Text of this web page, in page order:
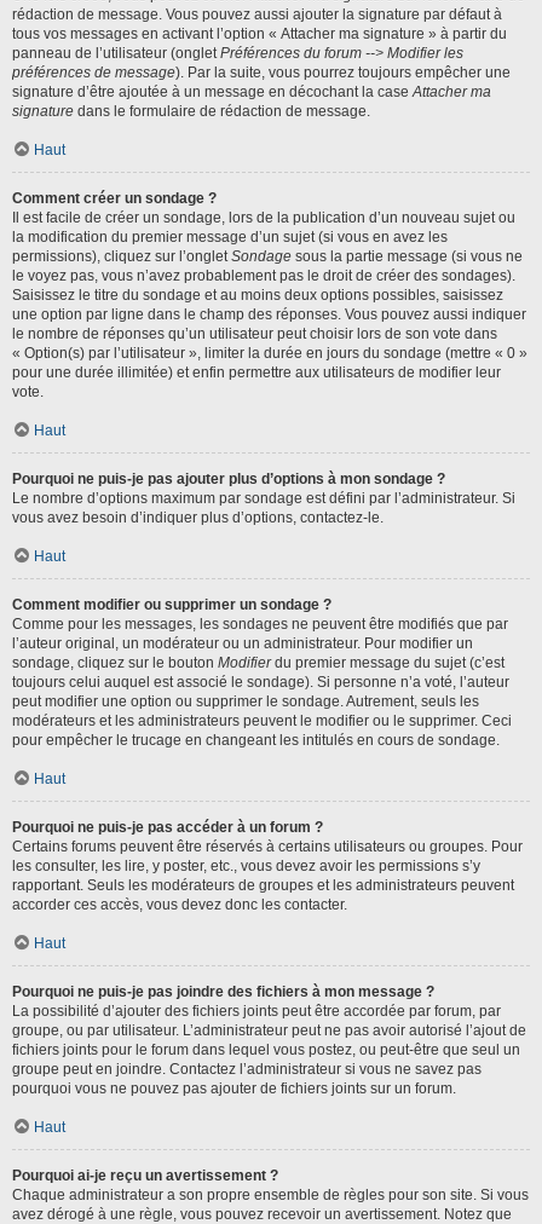
rédaction de message. Vous pouvez aussi ajouter la signature par défaut à
tous vos messages en activant l’option « Attacher ma signature » à partir du
panneau de l’utilisateur (ongletPréférences du forum --> Modifier les
préférences de message). Par la suite, vous pourrez toujours empêcher une
signature d’être ajoutée à un message en décochant la caseAttacher ma
signature dans le formulaire de rédaction de message.
Haut
Comment créer un sondage ?
Il est facile de créer un sondage, lors de la publication d’un nouveau sujet ou
la modification du premier message d’un sujet (si vous en avez les
permissions), cliquez sur l’ongletSondage sous la partie message (si vous ne
le voyez pas, vous n’avez probablement pas le droit de créer des sondages).
Saisissez le titre du sondage et au moins deux options possibles, saisissez
une option par ligne dans le champ des réponses. Vous pouvez aussi indiquer
le nombre de réponses qu’un utilisateur peut choisir lors de son vote dans
« Option(s) par l’utilisateur », limiter la durée en jours du sondage (mettre « 0 »
pour une durée illimitée) et enfin permettre aux utilisateurs de modifier leur
vote.
Haut
Pourquoi ne puis-je pas ajouter plus d’options à mon sondage ?
Le nombre d’options maximum par sondage est défini par l’administrateur. Si
vous avez besoin d’indiquer plus d’options, contactez-le.
Haut
Comment modifier ou supprimer un sondage ?
Comme pour les messages, les sondages ne peuvent être modifiés que par
l’auteur original, un modérateur ou un administrateur. Pour modifier un
sondage, cliquez sur le bouton Modifierdu premier message du sujet (c’est
toujours celui auquel est associé le sondage). Si personne n’a voté, l’auteur
peut modifier une option ou supprimer le sondage. Autrement, seuls les
modérateurs et les administrateurs peuvent le modifier ou le supprimer. Ceci
pour empêcher le trucage en changeant les intitulés en cours de sondage.
Haut
Pourquoi ne puis-je pas accéder à un forum ?
Certains forums peuvent être réservés à certains utilisateurs ou groupes. Pour
les consulter, les lire, y poster, etc., vous devez avoir les permissions s’y
rapportant. Seuls les modérateurs de groupes et les administrateurs peuvent
accorder ces accès, vous devez donc les contacter.
Haut
Pourquoi ne puis-je pas joindre des fichiers à mon message ?
La possibilité d’ajouter des fichiers joints peut être accordée par forum, par
groupe, ou par utilisateur. L’administrateur peut ne pas avoir autorisé l’ajout de
fichiers joints pour le forum dans lequel vous postez, ou peut-être que seul un
groupe peut en joindre. Contactez l’administrateur si vous ne savez pas
pourquoi vous ne pouvez pas ajouter de fichiers joints sur un forum.
Haut
Pourquoi ai-je reçu un avertissement ?
Chaque administrateur a son propre ensemble de règles pour son site. Si vous
avez dérogé à une règle, vous pouvez recevoir un avertissement. Notez que